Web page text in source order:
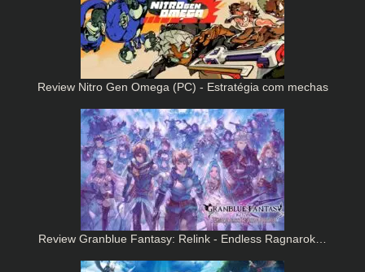
Review Nitro Gen Omega (PC) - Estratégia com mechas
Review Granblue Fantasy: Relink - Endless Ragnarok…